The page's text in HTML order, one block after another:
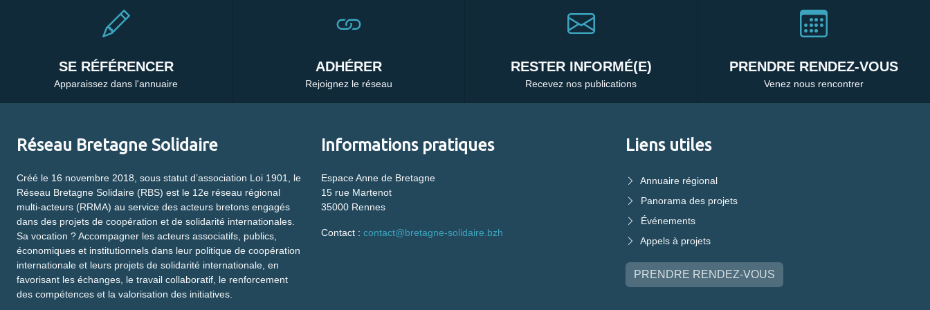
SE RÉFÉRENCER
Apparaissez dans l'annuaire
ADHÉRER
Rejoignez le réseau
RESTER INFORMÉ(E)
Recevez nos publications
PRENDRE RENDEZ-VOUS
Venez nous rencontrer
Réseau Bretagne Solidaire
Créé le 16 novembre 2018, sous statut d’association Loi 1901, le
Réseau Bretagne Solidaire (RBS) est le 12e réseau régional
multi-acteurs (RRMA) au service des acteurs bretons engagés
dans des projets de coopération et de solidarité internationales.
Sa vocation ? Accompagner les acteurs associatifs, publics,
économiques et institutionnels dans leur politique de coopération
internationale et leurs projets de solidarité internationale, en
favorisant les échanges, le travail collaboratif, le renforcement
des compétences et la valorisation des initiatives.
Informations pratiques
Espace Anne de Bretagne
15 rue Martenot
35000 Rennes
Contact : contact@bretagne-solidaire.bzh
Liens utiles
Annuaire régional
Panorama des projets
Événements
Appels à projets
PRENDRE RENDEZ-VOUS